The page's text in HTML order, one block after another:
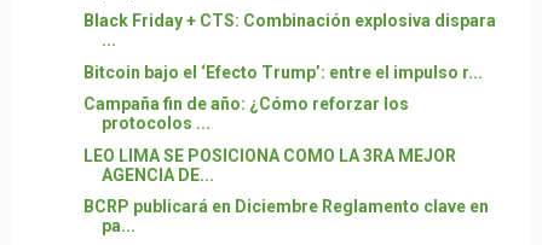
Black Friday + CTS: Combinación explosiva dispara
...
Bitcoin bajo el ‘Efecto Trump’: entre el impulso r...
Campaña fin de año: ¿Cómo reforzar los
protocolos ...
LEO LIMA SE POSICIONA COMO LA 3RA MEJOR
AGENCIA DE...
BCRP publicará en Diciembre Reglamento clave en
pa...